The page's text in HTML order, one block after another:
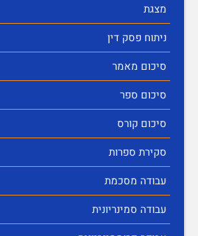
מצגת
ניתוח פסק דין
סיכום מאמר
סיכום ספר
סיכום קורס
סקירת ספרות
עבודה מסכמת
עבודה סמינריונית